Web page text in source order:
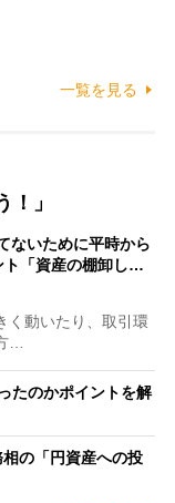
一覧を見る
」
ないために平時から
ト「資産の棚卸し…
動いたり、取引環
…
たのかポイントを解
相の「円資産への投